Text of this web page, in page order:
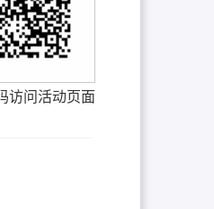
访问活动页面